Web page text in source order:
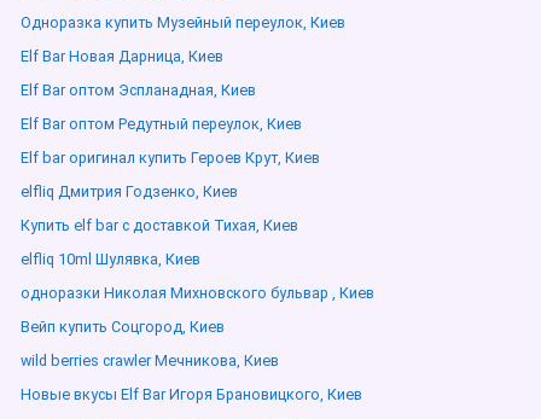
Одноразка купить Музейный переулок, Киев
Elf Bar Новая Дарница, Киев
Elf Bar оптом Эспланадная, Киев
Elf Bar оптом Редутный переулок, Киев
Elf bar оригинал купить Героев Крут, Киев
elfliq Дмитрия Годзенко, Киев
Купить elf bar с доставкой Тихая, Киев
elfliq 10ml Шулявка, Киев
одноразки Николая Михновского бульвар , Киев
Вейп купить Соцгород, Киев
wild berries crawler Мечникова, Киев
Новые вкусы Elf Bar Игоря Брановицкого, Киев